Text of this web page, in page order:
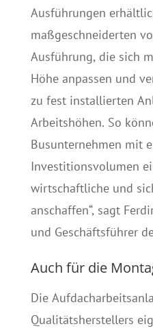
Ausführungen
maßgeschneiderten
Ausführung, die sich
Höhe anpassen und
zu fest installierten
Arbeitshöhen. So
Busunternehmen mit
Investitionsvolumen
wirtschaftliche und
anschaffen“, sagt
und Geschäftsführer
Auch für die
Die
Qualitätsherstellers